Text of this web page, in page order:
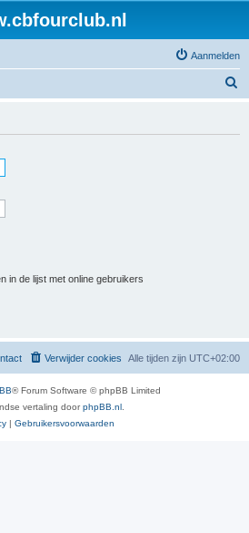
Aanmelden
in de lijst met online gebruikers
Alle tijden zijn UTC+02:00
Verwijder cookies
® Forum Software © phpBB Limited
vertaling doorphpBB.nl.
| Gebruikersvoorwaarden